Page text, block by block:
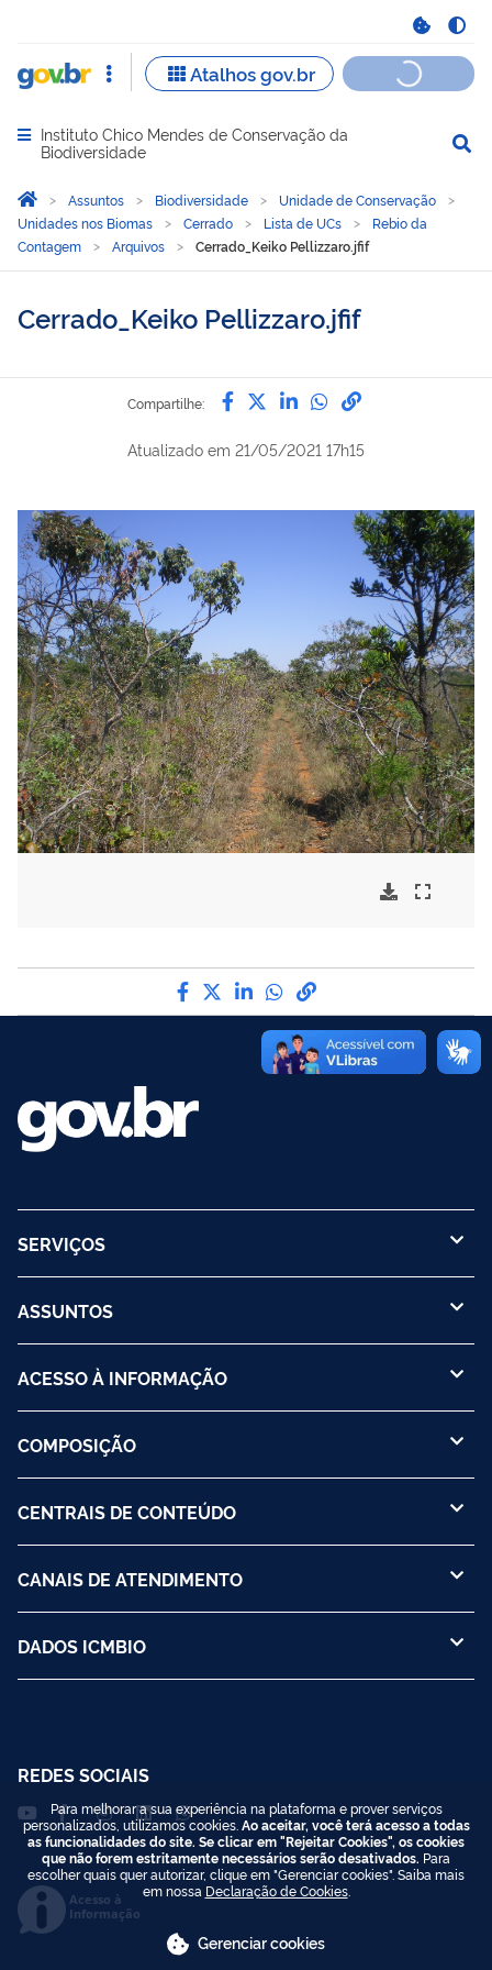
Abrir menu principal de navegação
Instituto Chico Mendes de Conservação da
Biodiversidade
Você está aqui:
Página Inicial
Assuntos Biodiversidade
Unidade de Conservação
Unidades nos Biomas
Cerrado Lista de UCs
Rebio da
Contagem
Arquivos Cerrado_Keiko Pellizzaro.jfif
Cerrado_Keiko Pellizzaro.jfif
Compartilhe: Compartilhe por Facebook
Compartilhe por Twitter
Compartilhe por
Compartilhe
link para
Atualizado em 21/05/2021 17h15
Compartilhe por Facebook
Compartilhe por Twitter
Compartilhe por
Compartilhe por
link para Copiar
SERVIÇOS
ASSUNTOS
ACESSO À INFORMAÇÃO
COMPOSIÇÃO
CENTRAIS DE CONTEÚDO
CANAIS DE ATENDIMENTO
DADOS ICMBIO
REDES SOCIAIS
Acesso à
Informação
Para melhorar a sua experiência na plataforma e prover serviços
personalizados, utilizamos cookies. Ao aceitar, você terá acesso a todas
as funcionalidades do site. Se clicar em "Rejeitar Cookies", os cookies
que não forem estritamente necessários serão desativados. Para
escolher quais quer autorizar, clique em "Gerenciar cookies". Saiba mais
em nossa Declaração de Cookies.
Gerenciar cookies